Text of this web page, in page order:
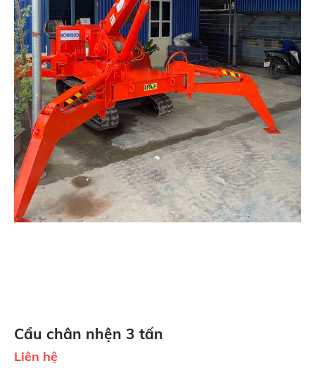
Cẩu chân nhện 3 tấn
Liên hệ